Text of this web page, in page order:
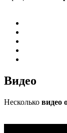
Видео
Несколько видео